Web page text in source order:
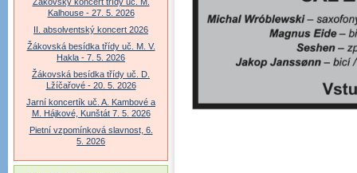
Kalhouse - 27. 5. 2026
II. absolventský koncert 2026
Žákovská besídka třídy uč. M. V.
Hakla - 7. 5. 2026
Žákovská besídka třídy uč. D.
Lžíčařové - 20. 5. 2026
Jarní koncertík uč. A. Kambové a
M. Hájkové, Kunštát 7. 5. 2026
Pietní vzpomínková slavnost, 6.
5. 2026